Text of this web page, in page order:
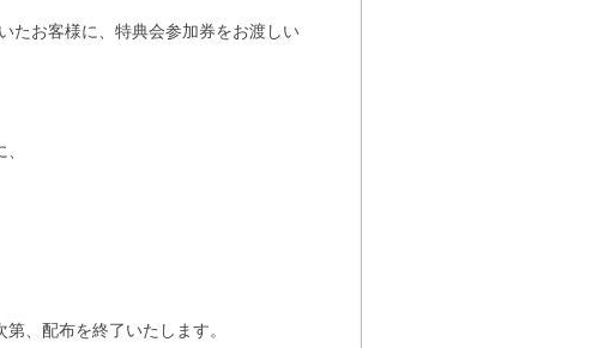
たお客様に、特典会参加券をお渡しい
、配布を終了いたします。